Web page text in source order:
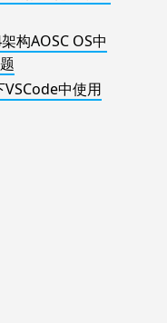
构AOSC OS中
中使用